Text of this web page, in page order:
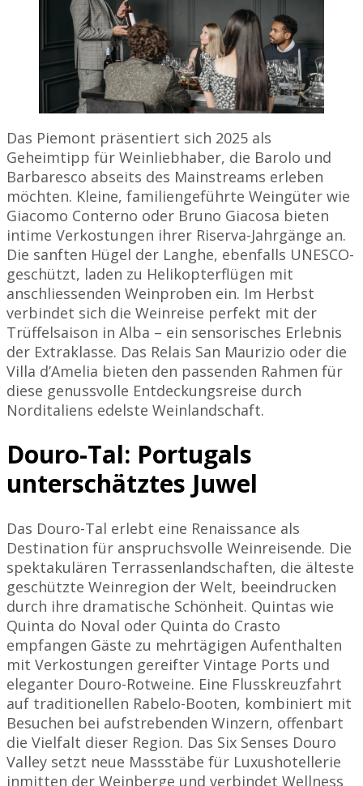
Das Piemont präsentiert sich 2025 als
Geheimtipp für Weinliebhaber, die Barolo und
Barbaresco abseits des Mainstreams erleben
möchten. Kleine, familiengeführte Weingüter wie
Giacomo Conterno oder Bruno Giacosa bieten
intime Verkostungen ihrer Riserva-Jahrgänge an.
Die sanften Hügel der Langhe, ebenfalls UNESCO-
geschützt, laden zu Helikopterflügen mit
anschliessenden Weinproben ein. Im Herbst
verbindet sich die Weinreise perfekt mit der
Trüffelsaison in Alba – ein sensorisches Erlebnis
der Extraklasse. Das Relais San Maurizio oder die
Villa d’Amelia bieten den passenden Rahmen für
diese genussvolle Entdeckungsreise durch
Norditaliens edelste Weinlandschaft.
Douro-Tal: Portugals
unterschätztes Juwel
Das Douro-Tal erlebt eine Renaissance als
Destination für anspruchsvolle Weinreisende. Die
spektakulären Terrassenlandschaften, die älteste
geschützte Weinregion der Welt, beeindrucken
durch ihre dramatische Schönheit. Quintas wie
Quinta do Noval oder Quinta do Crasto
empfangen Gäste zu mehrtägigen Aufenthalten
mit Verkostungen gereifter Vintage Ports und
eleganter Douro-Rotweine. Eine Flusskreuzfahrt
auf traditionellen Rabelo-Booten, kombiniert mit
Besuchen bei aufstrebenden Winzern, offenbart
die Vielfalt dieser Region. Das Six Senses Douro
Valley setzt neue Massstäbe für Luxushotellerie
inmitten der Weinberge und verbindet Wellness